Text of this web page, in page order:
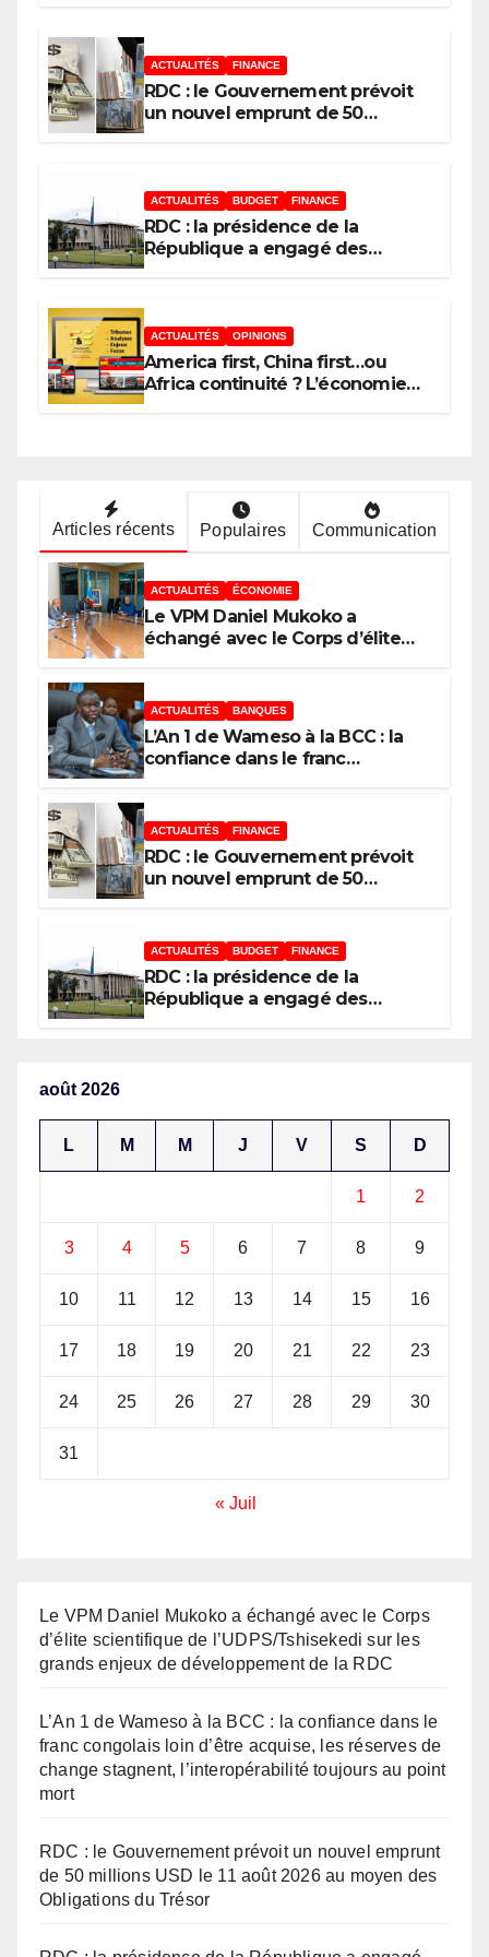
point mort
ACTUALITÉS FINANCE
RDC : le Gouvernement prévoit
un nouvel emprunt de 50
ACTUALITÉS BUDGET FINANCE
RDC : la présidence de la
République a engagé des
ACTUALITÉS OPINIONS
America first, China first…ou
Africa continuité ? L’économie
Articles récents Populaires Communication
ACTUALITÉS ÉCONOMIE
Le VPM Daniel Mukoko a
échangé avec le Corps d’élite
enjeux de développement de la
RDC
ACTUALITÉS BANQUES
L’An 1 de Wameso à la BCC : la
confiance dans le franc
l’interopérabilité toujours au
point mort
ACTUALITÉS FINANCE
RDC : le Gouvernement prévoit
un nouvel emprunt de 50
Trésor
ACTUALITÉS BUDGET FINANCE
RDC : la présidence de la
République a engagé des
août 2026
L M M J V S D
1 2
3 4 5 6 7 8 9
10 11 12 13 14 15 16
17 18 19 20 21 22 23
24 25 26 27 28 29 30
31
« Juil
Le VPM Daniel Mukoko a échangé avec le Corps
d’élite scientifique de l’UDPS/Tshisekedi sur les
grands enjeux de développement de la RDC
L’An 1 de Wameso à la BCC : la confiance dans le
franc congolais loin d’être acquise, les réserves de
change stagnent, l’interopérabilité toujours au point
mort
RDC : le Gouvernement prévoit un nouvel emprunt
de 50 millions USD le 11 août 2026 au moyen des
Obligations du Trésor